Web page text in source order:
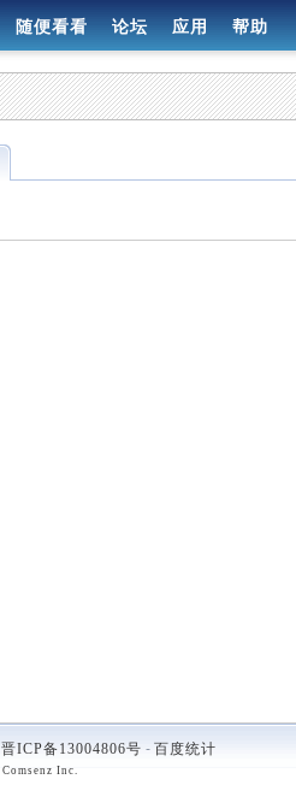
随便看看 论坛 应用 帮助
晋ICP备13004806号 - 百度统计
Comsenz Inc.